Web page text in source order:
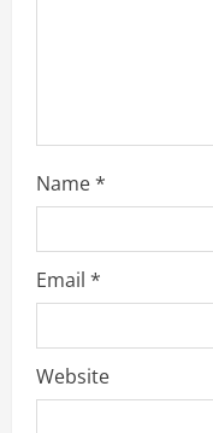
Name*
Email *
Website